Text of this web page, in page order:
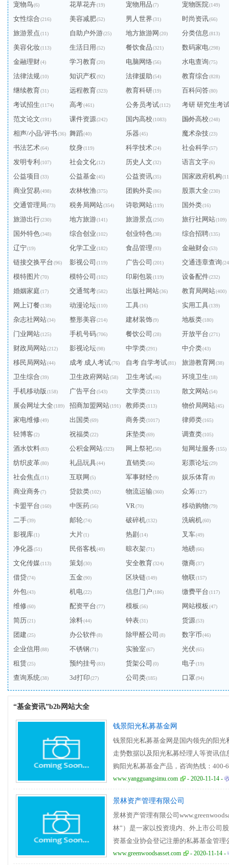
宠物鸟(6) 花草花卉(19) 宠物用品(7) 宠物医院(149)
女性综合(216) 美容减肥(52) 男人世界(31) 时尚资讯(66)
旅游景点(11) 自助户外游(25) 地方旅游网 (20) 分类信息(813)
美容化妆(113) 生活日用 (52) 餐饮食品(321) 数码家电(298)
金融理财(4) 学习教育(20) 电脑网络(56) 水电查询(75)
法律法规(10) 知识产权(92) 法律援助(54) 教育综合(828)
继续教育(31) 远程教育(323) 教育科研(19) 百科问答(80)
考试招生(1174) 高考(461) 公务员考试(112) 考研 研究生考
(240)
范文论文(191) 课件资源(242) 国内高校(1083) 国外高校(248)
相声/小品/评书(36) 舞蹈(40) 乐器(45) 魔术杂技(23)
书法艺术(64) 纹身(119) 科学技术(24) 社会科学(57)
发明专利 (107) 社会文化(12) 历史人文(32) 语言文字(6)
公益项目 (33) 公益基金(45) 公益资讯(35) 国家政府机构
商业贸易(498) 农林牧渔(375) 团购外卖(86) 股票大全(230)
交通管理局(73) 税务局网站(354) 诗歌网站(119) 国外类(16)
旅游出行(230) 地方旅游(141) 旅游景点(250) 旅行社网站(109)
国外特色(348) 综合创业(102) 创业特色(38) 综合招聘(135)
辽宁(19) 化学工业(182) 食品管理(93) 金融财会(53)
链接交换平台(96) 影视公司 (119) 广告公司 (201) 交通违章查询
模特图片(70) 模特公司 (102) 印刷包装(119) 设备配件(232)
婚姻家庭(17) 交通驾考(582) 出版社网站(36) 教育局网站(400)
网上订餐(138) 动漫论坛(110) 工具(16) 实用工具(139)
杂志社网站(34) 整形美容(214) 建材装饰(9) 地板类(180)
门业网站(125) 手机号码(706) 餐饮公司 (28) 开放平台(271)
财政局网站(212) 影视论坛(98) 中学类(291) 中介类(43)
移民局网站(44) 成考 成人考试(76) 自考 自学考试(81) 旅游教育网 (38)
卫生综合(39) 卫生政府网站(58) 卫生考试(46) 环境卫生(18)
手机移动版(158) 广告平台(543) 文学类(2113) 散文网站(54)
展会网址大全(189) 招商加盟网站(191) 教师类(113) 物价局网站(45)
家电维修(49) 出国类(69) 商务类(1017) 律师类(165)
轻博客(2) 祝福类(22) 床垫类(69) 调查类(105)
酒水饮料(83) 公积金网站(323) 网上祭祀(50) 短网址服务(155)
纺织皮革(80) 礼品玩具(44) 直销类(56) 彩票论坛(29)
社会焦点(11) 互联网 (5) 军事财经(9) 娱乐体育(8)
商业商务(7) 贷款类(102) 物流运输(360) 众筹(127)
卡盟平台(160) 中医药(56) VR(70) 移动购物(79)
二手(39) 邮轮(74) 破碎机(132) 洗碗机(60)
影视库(1) 大片(1) 热剧 (14) 叉车(49)
净化器(51) 民俗客栈(49) 晾衣架(71) 地磅(66)
文化传媒(113) 策划 (30) 安全教育(324) 微商(37)
借贷(74) 五金(90) 区块链(149) 物联(157)
外包(43) 机电(22) 信息门户(186) 缴费平台(117)
维修(60) 配资平台(77) 模板(56) 网站模板(47)
简历(21) 涂料(44) 钟表(31) 货源(53)
团建(25) 办公软件(8) 除甲醛公司 (8) 数字币(46)
企业信用 (88) 不锈钢(71) 实验室(67) 光伏(65)
租赁(25) 预约挂号(83) 货架公司 (0) 电子(19)
查询系统(38) 3d打印(27) 公司类(185) 口罩(94)
“基金资讯”b2b网站大全
钱景阳光私募基金网
钱景阳光私募基金网是国内领先的阳
走势数据以及阳光私募经理人等资讯
购阳光私募基金产品，咨询热线：400-
www.yangguangsimu.com - 2020-11-14 -
景林资产管理有限公司
景林资产管理有限公司
林”）是一家以投资境内、外上市公司
资基金业协会登记注册的私募基金管
投资Ａ股的景林稳健、景林丰收等A股
www.greenwoodsasset.com - 2020-11-14 -